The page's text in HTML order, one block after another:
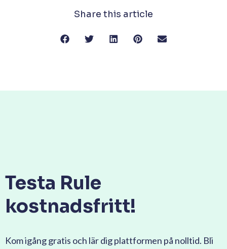
Share this article
Testa Rule
kostnadsfritt!
Kom igång gratis och lär dig plattformen på nolltid. Bli